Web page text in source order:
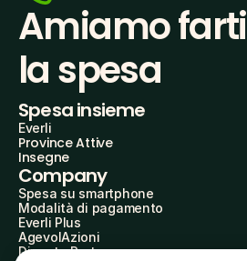
Amiamo farti
la spesa
Spesa insieme
Everli
Province Attive
Insegne
Company
Spesa su smartphone
Modalità di pagamento
Everli Plus
AgevolAzioni
Diventa Partner